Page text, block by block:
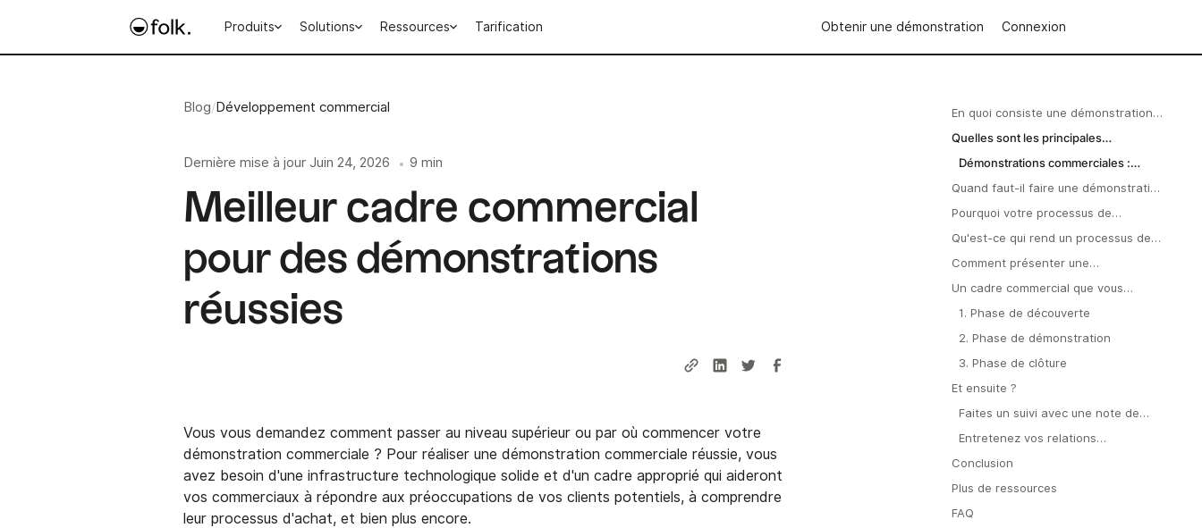
Produits Solutions Ressources Tarification Obtenir une démonstration Connexion
Blog/Développement commercial
Dernière mise à jour Juin 24, 2026 • 9 min
Meilleur cadre commercial
pour des démonstrations
réussies
Vous vous demandez comment passer au niveau supérieur ou par où commencer votre
démonstration commerciale ? Pour réaliser une démonstration commerciale réussie, vous
avez besoin d'une infrastructure technologique solide et d'un cadre approprié qui aideront
vos commerciaux à répondre aux préoccupations de vos clients potentiels, à comprendre
leur processus d'achat, et bien plus encore.
En quoi consiste une démonstration
commerciale ?
Quelles sont les principales
différences entre les démonstrations
produits ?
Démonstrations commerciales :
personnalisées et axées sur la
Quand faut-il faire une démonstration
Pourquoi votre processus de
important ?
Qu'est-ce qui rend un processus de
démonstration commerciale efficace
Comment présenter une
Un cadre commercial que vous
pouvez reproduire pour réussir vos
1. Phase de découverte
2. Phase de démonstration
3. Phase de clôture
Et ensuite ?
Faites un suivi avec une note de
Entretenez vos relations
Conclusion
Plus de ressources
FAQ